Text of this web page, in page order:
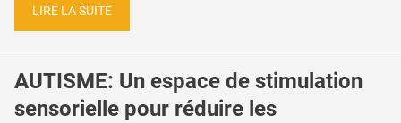
LIRE LA SUITE
AUTISME: Un espace de stimulation
sensorielle pour réduire les